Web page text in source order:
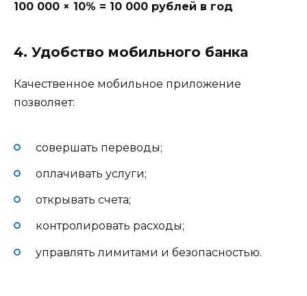
100 000 × 10% = 10 000 рублей в год
4. Удобство мобильного банка
Качественное мобильное приложение
позволяет:
совершать переводы;
оплачивать услуги;
открывать счета;
контролировать расходы;
управлять лимитами и безопасностью.